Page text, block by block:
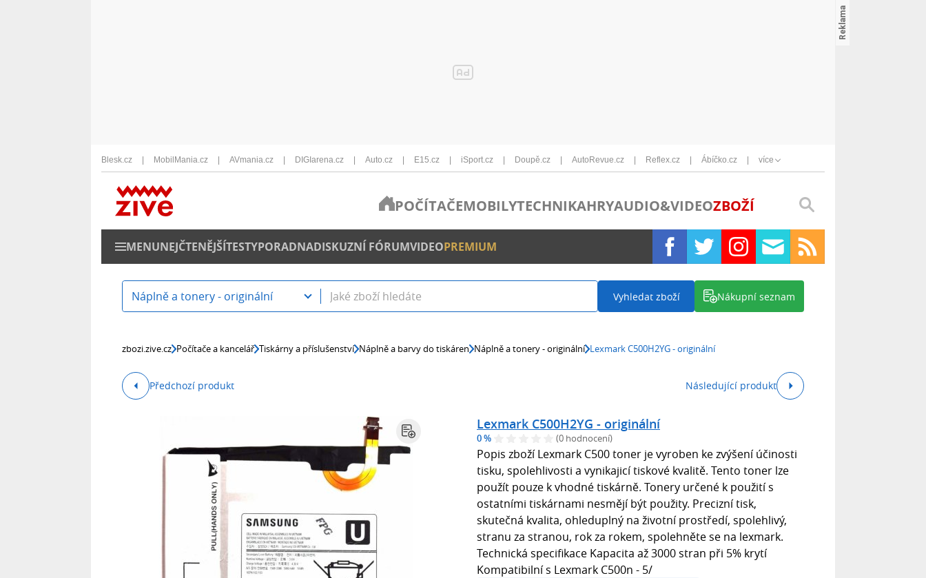
Blesk.cz MobilMania.cz AVmania.cz DIGIarena.cz Auto.cz E15.cz iSport.cz Doupě.cz AutoRevue.cz Reflex.cz Ábíčko.cz více
POČÍTAČEMOBILYTECHNIKAHRYAUDIO&VIDEOZBOŽÍ
MENUNEJČTENĚJŠÍTESTYPORADNADISKUZNÍ FÓRUMVIDEOPREMIUM
Náplně a tonery - originální Vyhledat zboží Nákupní seznam
zbozi.zive.cz Počítače a kancelář Tiskárny a příslušenství Náplně a barvy do tiskáren Náplně a tonery - originální Lexmark C500H2YG - originální
Předchozí produkt Následující produkt
Lexmark C500H2YG - originální
0 % (0 hodnocení)
Popis zboží Lexmark C500 toner je vyroben ke zvýšení účinosti
tisku, spolehlivosti a vynikajicí tiskové kvalitě. Tento toner lze
použít pouze k vhodné tiskárně. Tonery určené k použití s
ostatními tiskárnami nesmějí být použity. Precizní tisk,
skutečná kvalita, ohleduplný na životní prostředí, spolehlivý,
stranu za stranou, rok za rokem, spolehněte se na lexmark.
Technická specifikace Kapacita až 3000 stran při 5% krytí
Kompatibilní s Lexmark C500n - 5/